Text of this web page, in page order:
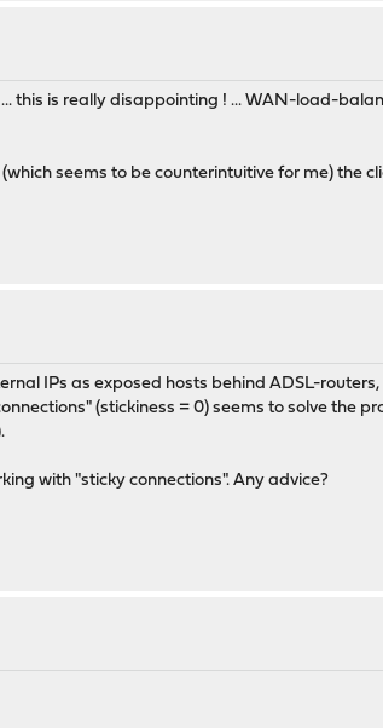
this is really disappointing ! ... WAN-load-
seems to be counterintuitive for me) the
IPs as exposed hosts behind ADSL-
(stickiness = 0) seems to solve the
with "sticky connections". Any advice?